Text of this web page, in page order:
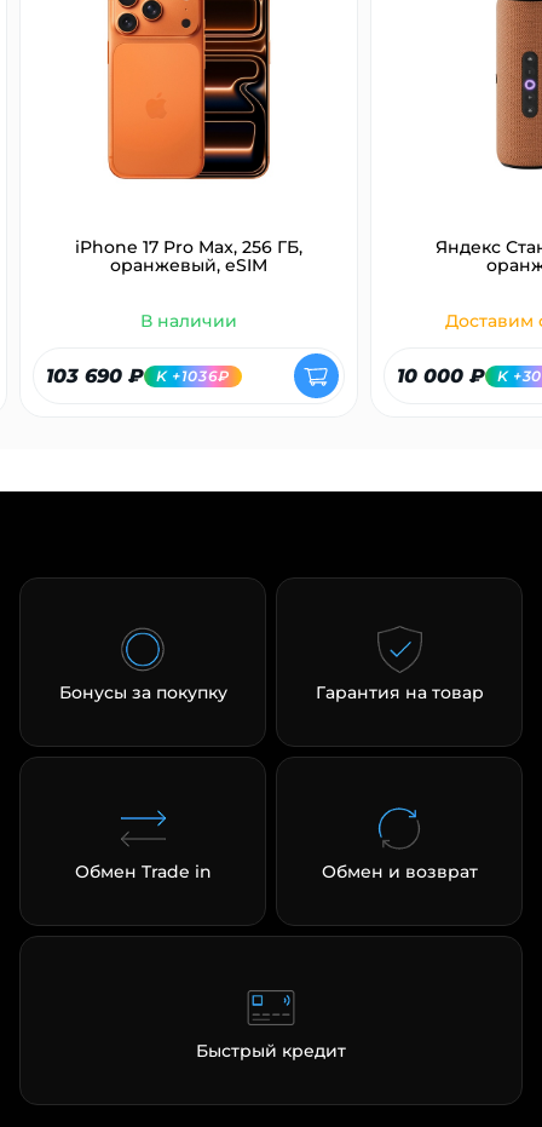
iPhone 17 Pro Max, 256 ГБ,
оранжевый, eSIM
В наличии
103 690 ₽ K +1036₽
Яндекс
Доставим
10 000 ₽ K
Бонусы за покупку Гарантия на товар
Обмен Trade in Обмен и возврат
Быстрый кредит
об оплате Плайтом
недели
Остались вопросы?
8 800 302-02-51